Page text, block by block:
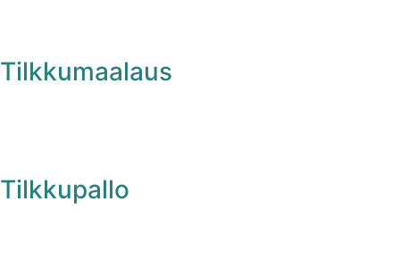
Tilkkumaalaus
Tilkkupallo